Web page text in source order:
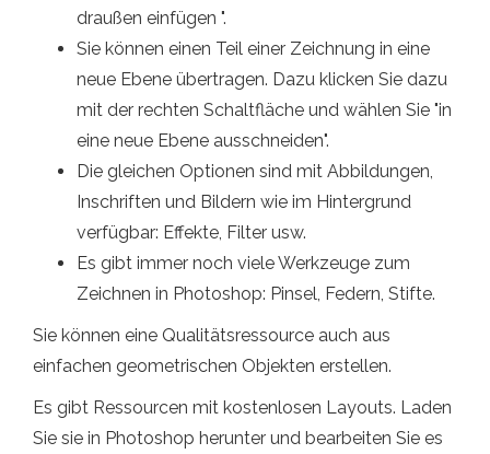
draußen einfügen ".
Sie können einen Teil einer Zeichnung in eine
neue Ebene übertragen. Dazu klicken Sie dazu
mit der rechten Schaltfläche und wählen Sie "in
eine neue Ebene ausschneiden".
Die gleichen Optionen sind mit Abbildungen,
Inschriften und Bildern wie im Hintergrund
verfügbar: Effekte, Filter usw.
Es gibt immer noch viele Werkzeuge zum
Zeichnen in Photoshop: Pinsel, Federn, Stifte.
Sie können eine Qualitätsressource auch aus
einfachen geometrischen Objekten erstellen.
Es gibt Ressourcen mit kostenlosen Layouts. Laden
Sie sie in Photoshop herunter und bearbeiten Sie es